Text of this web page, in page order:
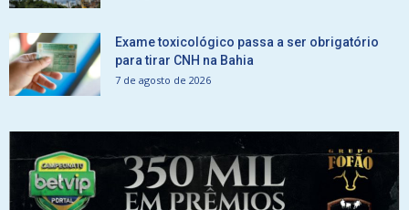
Exame toxicológico passa a ser obrigatório
para tirar CNH na Bahia
7 de agosto de 2026